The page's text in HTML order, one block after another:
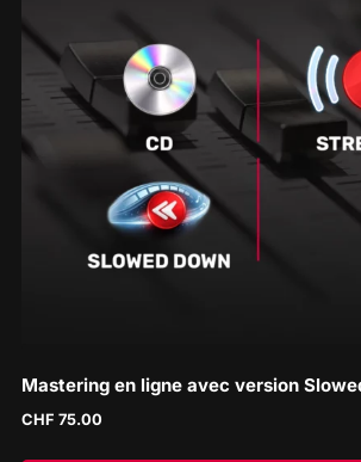
Mastering en ligne avec version
CHF 75.00